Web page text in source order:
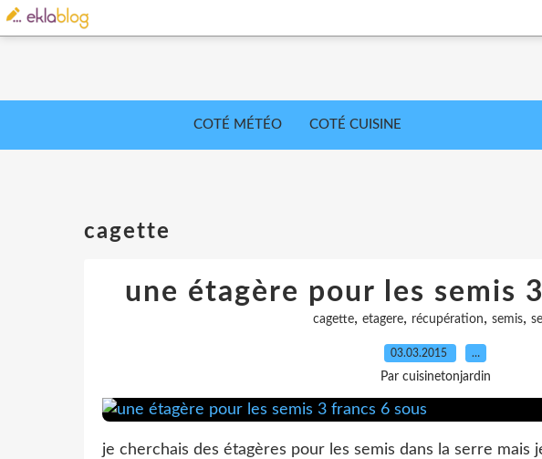
COTÉ MÉTÉO COTÉ CUISINE
cagette
une étagère pour les semis
cagette, etagere, récupération, semis,
03.03.2015 …
Par cuisinetonjardin
je cherchais des étagères pour les semis dans la serre mais